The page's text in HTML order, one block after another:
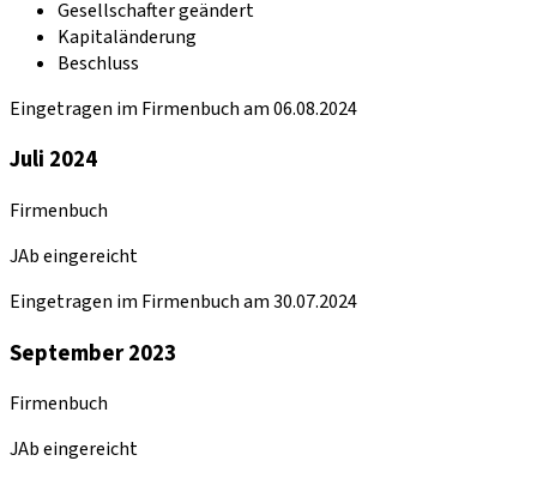
Gesellschafter geändert
Kapitaländerung
Beschluss
Eingetragen im Firmenbuch am 06.08.2024
Juli 2024
Firmenbuch
JAb eingereicht
Eingetragen im Firmenbuch am 30.07.2024
September 2023
Firmenbuch
JAb eingereicht